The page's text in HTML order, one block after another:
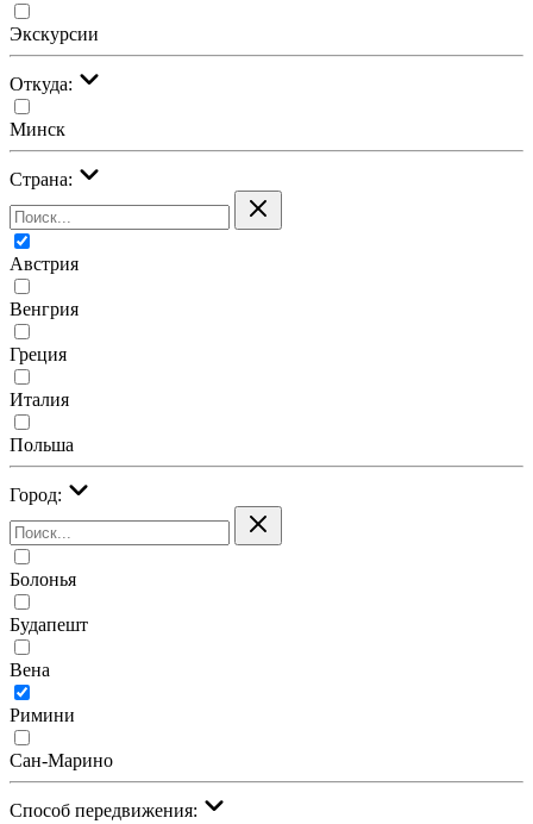
Экскурсии
Откуда:
Минск
Страна:
Австрия
Венгрия
Греция
Италия
Польша
Город:
Болонья
Будапешт
Вена
Римини
Сан-Марино
Cпособ передвижения: